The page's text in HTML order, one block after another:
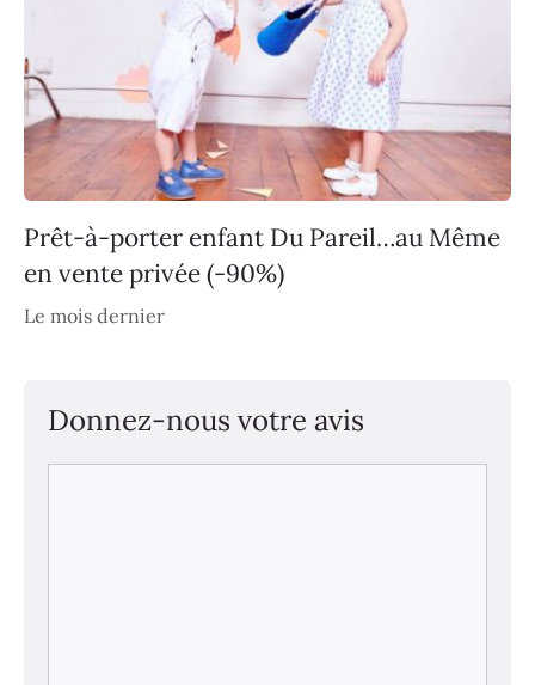
Prêt-à-porter enfant Du Pareil…au Même
en vente privée (-90%)
Le mois dernier
Donnez-nous votre avis